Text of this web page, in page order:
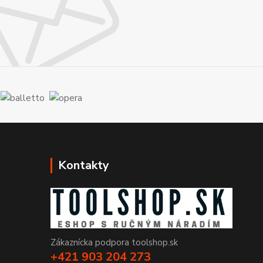
Kontakty
Zákaznícka podpora toolshop.sk
+421 903 204 273